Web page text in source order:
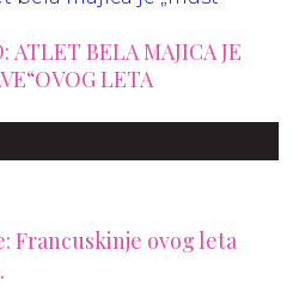
ATLET BELA MAJICA JE
LETA
Francuskinje ovog leta